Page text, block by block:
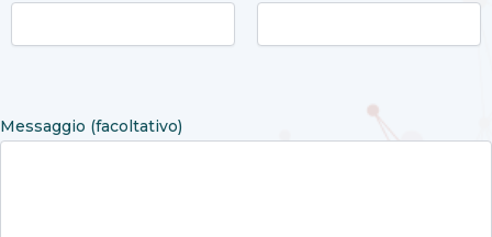
Messaggio (facoltativo)